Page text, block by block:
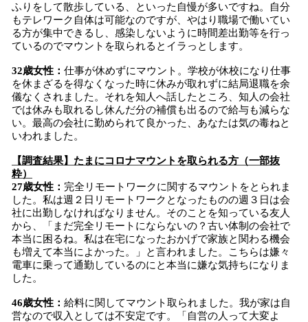
ふりをして散歩している、といった自慢が多いですね。自分
もテレワーク自体は可能なのですが、やはり職場で働いてい
る方が集中できるし、感染しないように時間差出勤等を行っ
ているのでマウントを取られるとイラっとします。
32歳女性： 仕事が休めずにマウント。学校が休校になり仕事
を休まざるを得なくなった時に休みが取れずに結局退職を余
儀なくされました。それを知人へ話したところ、知人の会社
では休みも取れるし休んだ分の補償も出るので給与も減らな
い。最高の会社に勤められて良かった、あなたは気の毒ねと
いわれました。
【調査結果】たまにコロナマウントを取られる方（一部抜
粋）
27歳女性： 完全リモートワークに関するマウントをとられま
した。私は週２日リモートワークとなったものの週３日は会
社に出勤しなければなりません。そのことを知っている友人
から、「まだ完全リモートにならないの？古い体制の会社で
本当に困るね。私は在宅になったおかげで家族と関わる機会
も増えて本当によかった。」と言われました。こちらは嫌々
電車に乗って通勤しているのにと本当に嫌な気持ちになりま
した。
46歳女性： 給料に関してマウント取られました。我が家は自
営なので収入としては不安定です。「自営の人って大変よ